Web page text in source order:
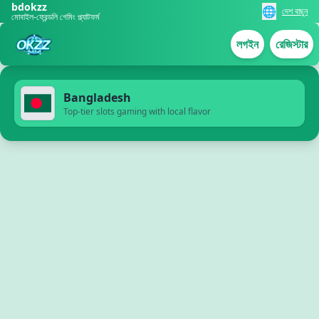
bdokzz
মোবাইল-ফ্রেন্ডলি গেমিং প্ল্যাটফর্ম 🌐 দেশ বাছুন
লগইন রেজিস্টার
Bangladesh
Top-tier slots gaming with local flavor